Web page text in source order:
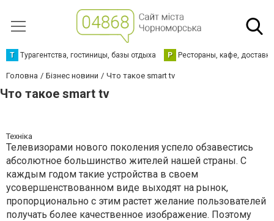
Т Турагентства, гостиницы, базы отдыха Р Рестораны, кафе,
Головна Бізнес новини Что такое smart tv
Что такое smart tv
Техніка
Телевизорами нового поколения успело обзавестись
абсолютное большинство жителей нашей страны. С
каждым годом такие устройства в своем
усовершенствованном виде выходят на рынок,
пропорционально с этим растет желание пользователей
получать более качественное изображение. Поэтому